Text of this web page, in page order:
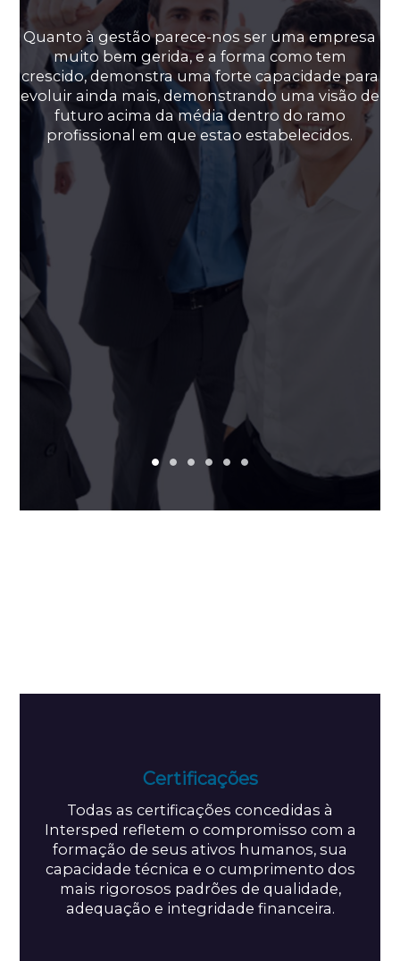
Quanto à gestão parece-nos ser uma empresa
muito bem gerida, e a forma como tem
crescido, demonstra uma forte capacidade para
evoluir ainda mais, demonstrando uma visão de
futuro acima da média dentro do ramo
profissional em que estao estabelecidos.
Certificações
Todas as certificações concedidas à
Intersped refletem o compromisso com a
formação de seus ativos humanos, sua
capacidade técnica e o cumprimento dos
mais rigorosos padrões de qualidade,
adequação e integridade financeira.